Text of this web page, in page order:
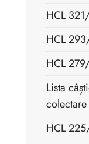
HCL
HCL
HCL
Lista
colectare
HCL